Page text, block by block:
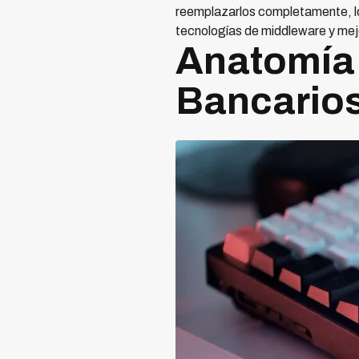
reemplazarlos completamente,
tecnologías de middleware y